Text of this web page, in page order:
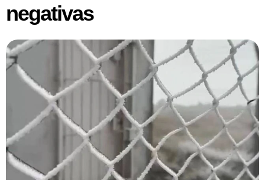
negativas